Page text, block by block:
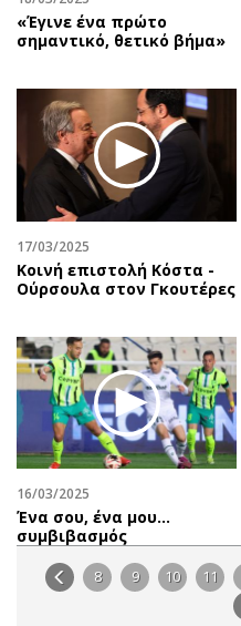
«Έγινε ένα πρώτο
σημαντικό, θετικό βήμα»
17/03/2025
Κοινή επιστολή Κόστα -
Ούρσουλα στον Γκουτέρες
16/03/2025
Ένα σου, ένα μου…
συμβιβασμός
8 9 10 11